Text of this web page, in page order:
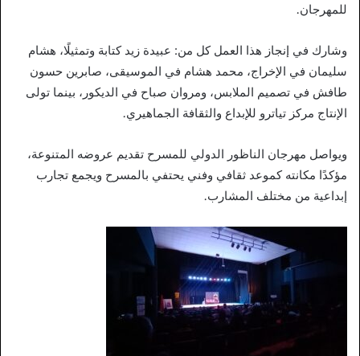
للمهرجان.
وشارك في إنجاز هذا العمل كل من: عبيدة زيد كتابة وتمثيلًا، هشام
سليمان في الإخراج، محمد هشام في الموسيقى، صابرين حسون
طافش في تصميم الملابس، ومروان صباح في الديكور، بينما تولى
الإنتاج مركز تياترو للإبداع والثقافة الجماهيري.
ويواصل مهرجان الناظور الدولي للمسرح تقديم عروضه المتنوعة،
مؤكدًا مكانته كموعد ثقافي وفني يحتفي بالمسرح ويجمع تجارب
إبداعية من مختلف المشارب.